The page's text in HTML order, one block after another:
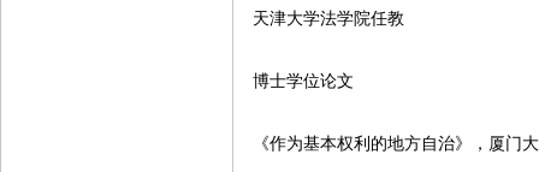
天津大学法学院任教
博士学位论文
《作为基本权利的地方自治》，厦门